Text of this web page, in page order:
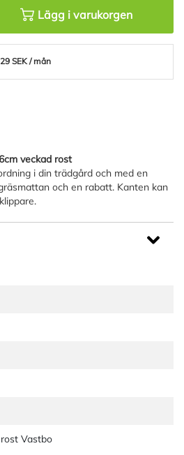
Lägg i varukorgen
SEK / mån
veckad rost
i din trädgård och med en
och en rabatt. Kanten kan
Vastbo